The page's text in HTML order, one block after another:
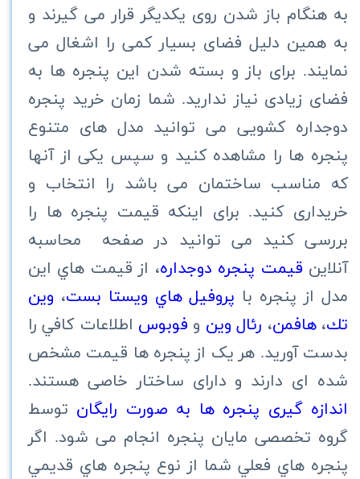
به هنگام باز شدن روی یکدیگر قرار می گیرند و
به همین دلیل فضای بسیار کمی را اشغال می
نمایند. برای باز و بسته شدن این پنجره ها به
فضای زیادی نیاز نداريد. شما زمان خرید پنجره
دوجداره کشویی می توانید مدل های متنوع
پنجره ها را مشاهده کنید و سپس یکی از آنها
که مناسب ساختمان می باشد را انتخاب و
خریداری کنید. برای اینکه قیمت پنجره ها را
بررسی کنید می توانید در صفحه محاسبه
آنلاین قیمت پنجره دوجداره، از قيمت هاي اين
مدل از پنجره با پروفيل هاي ويستا بست، وين
تك،هافمن، رئال وين و فوبوس اطلاعات كافي را
بدست آوريد. هر یک از پنجره ها قیمت مشخص
شده ای دارند و دارای ساختار خاصی هستند.
اندازه گیری پنجره ها به صورت رایگان توسط
گروه تخصصی مایان پنجره انجام می شود. اگر
پنجره هاي فعلي شما از نوع پنجره هاي قديمي